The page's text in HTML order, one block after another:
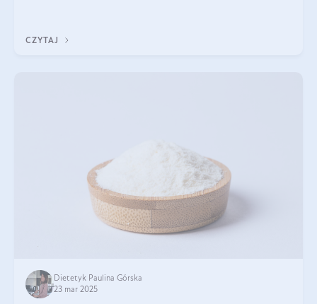
CZYTAJ
Dietetyk Paulina Górska
23 mar 2025